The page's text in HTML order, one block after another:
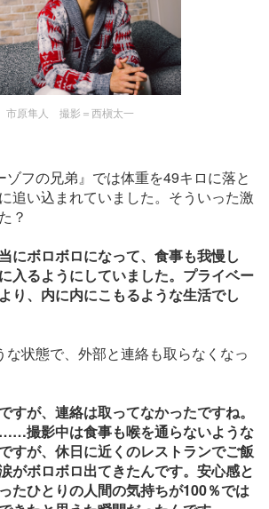
市原隼人 撮影＝西槇太一
ゾフの兄弟』では体重を49キロに落と
追い込まれていました。そういった激
？
にボロボロになって、食事も我慢し
入るようにしていました。プライベー
り、内に内にこもるような生活でし
な状態で、外部と連絡も取らなくなっ
すが、連絡は取ってなかったですね。
撮影中は食事も喉を通らないような
すが、休日に近くのレストランでご飯
がボロボロ出てきたんです。安心感と
たひとりの人間の気持ちが100％では